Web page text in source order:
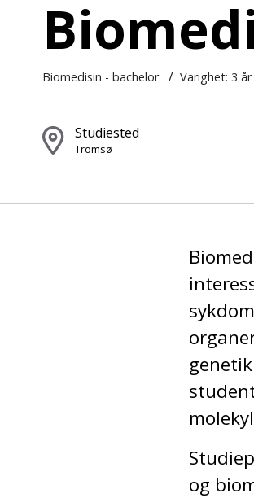
Biomedisin - bachelor / Varighet: 3 år
Studiested
Tromsø
og